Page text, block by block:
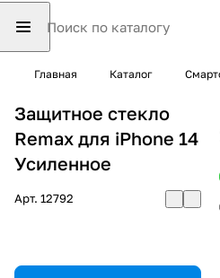
Главная Каталог
Защитное стекло
Remax для iPhone 14
Усиленное
Арт. 12792